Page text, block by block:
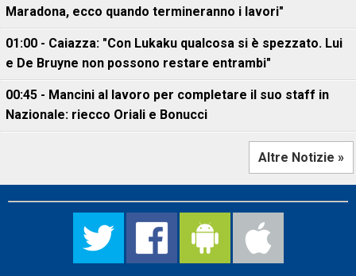
Maradona, ecco quando termineranno i lavori"
01:00 - Caiazza: "Con Lukaku qualcosa si è spezzato. Lui
e De Bruyne non possono restare entrambi"
00:45 - Mancini al lavoro per completare il suo staff in
Nazionale: riecco Oriali e Bonucci
Altre Notizie »